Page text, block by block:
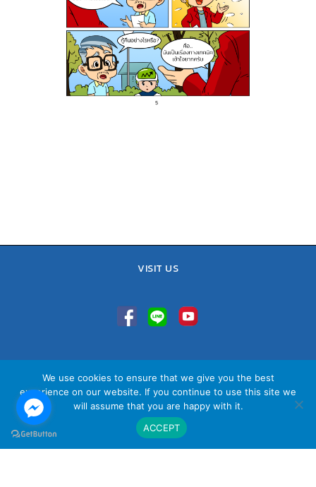
VISIT US
Sales Team : 084-085-6324
Email : contact@vithita.com
นโยบายทางธุรกิจ
We use cookies to ensure that we give you the best
experience on our website. If you continue to use this site we
will assume that you are happy with it.
ACCEPT